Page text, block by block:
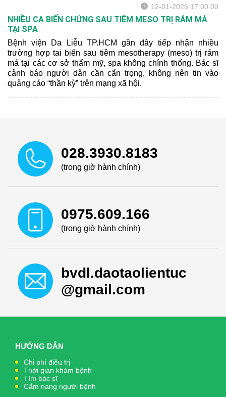
12-01-2026 17:00:00
NHIỀU CA BIẾN CHỨNG SAU TIÊM MESO TRỊ RÁM MÁ
TẠI SPA
Bệnh viện Da Liễu TP.HCM gần đây tiếp nhận nhiều
trường hợp tai biến sau tiêm mesotherapy (meso) trị rám
má tại các cơ sở thẩm mỹ, spa không chính thống. Bác sĩ
cảnh báo người dân cần cẩn trọng, không nên tin vào
quảng cáo “thần kỳ” trên mạng xã hội.
028.3930.8183
(trong giờ hành chính)
0975.609.166
(trong giờ hành chính)
bvdl.daotaolientuc
@gmail.com
HƯỚNG DẪN
Chi phí điều trị
Thời gian khám bệnh
Tìm bác sĩ
Cẩm nang người bệnh